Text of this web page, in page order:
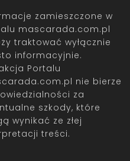
zamieszczone w
mascarada.com.pl
traktować wyłącznie
informacyjnie.
Portalu
nie bierze
za
szkody, które
wynikać ze złej
treści.